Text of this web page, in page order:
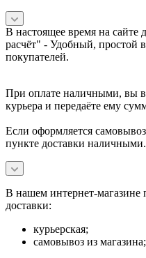
В настоящее время на сайте
расчёт" - Удобный, простой
покупателей.
При оплате наличными, вы в
курьера и передаёте ему
Если оформляется
пункте доставки наличными.
В нашем интернет-магазине
доставки:
курьерская;
самовывоз из магазина;